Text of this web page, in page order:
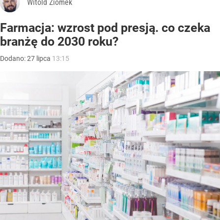
Witold Ziomek
Farmacja: wzrost pod presją. co czeka
branżę do 2030 roku?
Dodano:27 lipca 13:15